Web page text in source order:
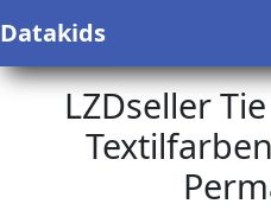
Datakids
LZDseller